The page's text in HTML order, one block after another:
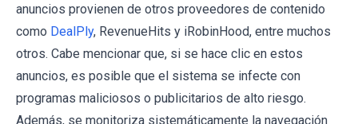
anuncios provienen de otros proveedores de contenido
como DealPly, RevenueHits y iRobinHood, entre muchos
otros. Cabe mencionar que, si se hace clic en estos
anuncios, es posible que el sistema se infecte con
programas maliciosos o publicitarios de alto riesgo.
Además, se monitoriza sistemáticamente la navegación